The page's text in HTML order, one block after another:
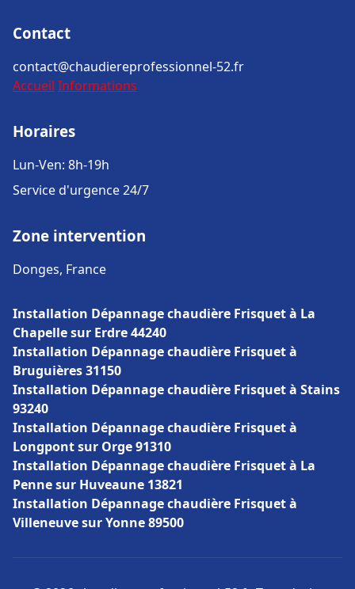
Contact
contact@chaudiereprofessionnel-52.fr
Accueil Informations
Horaires
Lun-Ven: 8h-19h
Service d'urgence 24/7
Zone intervention
Donges, France
Installation Dépannage chaudière Frisquet à La
Chapelle sur Erdre 44240
Installation Dépannage chaudière Frisquet à
Bruguières 31150
Installation Dépannage chaudière Frisquet à Stains
93240
Installation Dépannage chaudière Frisquet à
Longpont sur Orge 91310
Installation Dépannage chaudière Frisquet à La
Penne sur Huveaune 13821
Installation Dépannage chaudière Frisquet à
Villeneuve sur Yonne 89500